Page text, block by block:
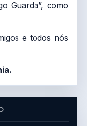
Guarda”, como
e todos nós